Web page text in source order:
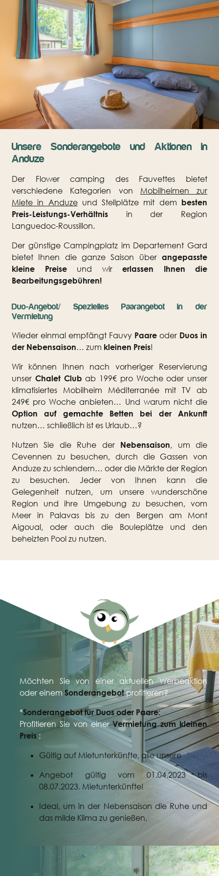
Unsere Sonderangebote und Aktionen in
Anduze
Der Flower camping des Fauvettes bietet
verschiedene Kategorien von Mobilheimen zur
Miete in Anduzeund Stellplätze mit dem besten
Preis-Leistungs-Verhältnis in der Region
Languedoc-Roussillon.
Der günstige Campingplatz im Departement Gard
bietet Ihnen die ganze Saison über angepasste
kleine Preiseund wir erlassen Ihnen die
Bearbeitungsgebühren!
Duo-Angebot/ Spezielles Paarangebot in der
Vermietung
Wieder einmal empfängt Fauvy Paare oder Duos in
der Nebensaison… zum kleinen Preis!
Wir können Ihnen nach vorheriger Reservierung
unser Chalet Club ab 199€ pro Woche oder unser
klimatisiertes Mobilheim Méditerranée mit TV ab
249€ pro Woche anbieten… Und warum nicht die
Option auf gemachte Betten bei der Ankunft
nutzen… schließlich ist es Urlaub…?
Nutzen Sie die Ruhe der Nebensaison, um die
Cevennen zu besuchen, durch die Gassen von
Anduze zu schlendern… oder die Märkte der Region
zu besuchen. Jeder von Ihnen kann die
Gelegenheit nutzen, um unsere wunderschöne
Region und ihre Umgebung zu besuchen, vom
Meer in Palavas bis zu den Bergen am Mont
Aigoual, oder auch die Bouleplätze und den
beheizten Pool zu nutzen.
Möchten Sie von einer aktuellen Werbeaktion
oder einem Sonderangebotprofitieren?
*Sonderangebot für Duos oder Paare:
Profitieren Sie von einerVermietung zum kleinen
Preis :
Gültig auf Mietunterkünfte, alle unsere
Angebot gültig vom 01.04.2023 bis
08.07.2023. Mietunterkünfte!
Ideal, um in der Nebensaison die Ruhe und
das milde Klima zu genießen.